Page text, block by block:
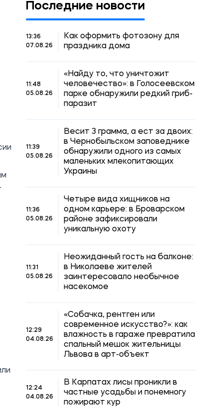
Последние новости
13:36
07.08.26
Как оформить фотозону для
праздника дома
11:48
05.08.26
«Найду то, что уничтожит
человечество»: в Голосеевском
парке обнаружили редкий гриб-
паразит
11:39
05.08.26
Весит 3 грамма, а ест за двоих:
в Чернобыльском заповеднике
обнаружили одного из самых
маленьких млекопитающих
Украины
11:36
05.08.26
Четыре вида хищников на
одном карьере: в Броварском
районе зафиксировали
уникальную охоту
11:31
05.08.26
Неожиданный гость на балконе:
в Николаеве жителей
заинтересовало необычное
насекомое
12:29
04.08.26
«Собачка, рентген или
современное искусство?»: как
влажность в гараже превратила
спальный мешок жительницы
Львова в арт-объект
12:24
04.08.26
В Карпатах лисы проникли в
частные усадьбы и понемногу
пожирают кур